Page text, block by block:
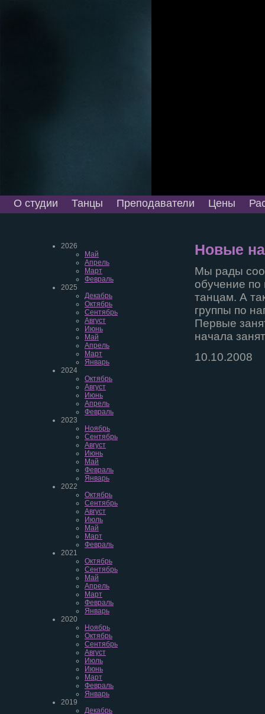
О студии Танцы Преподаватели Цены
2026
Май
Апрель
Март
Февраль
2025
Декабрь
Октябрь
Сентябрь
Август
Июнь
Май
Апрель
Март
Январь
2024
Октябрь
Август
Июнь
Апрель
Февраль
2023
Ноябрь
Сентябрь
Август
Июнь
Май
Февраль
Январь
2022
Октябрь
Сентябрь
Август
Июль
Май
Март
Февраль
2021
Октябрь
Сентябрь
Май
Апрель
Март
Февраль
Январь
2020
Ноябрь
Октябрь
Сентябрь
Август
Июль
Июнь
Март
Февраль
Январь
2019
Декабрь
Новые
Мы рады
обучение
танцам. А
группы по
Первые
начала
10.10.2008